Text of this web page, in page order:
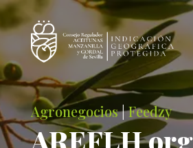
Agronegocios|Feedzy
AREFLH